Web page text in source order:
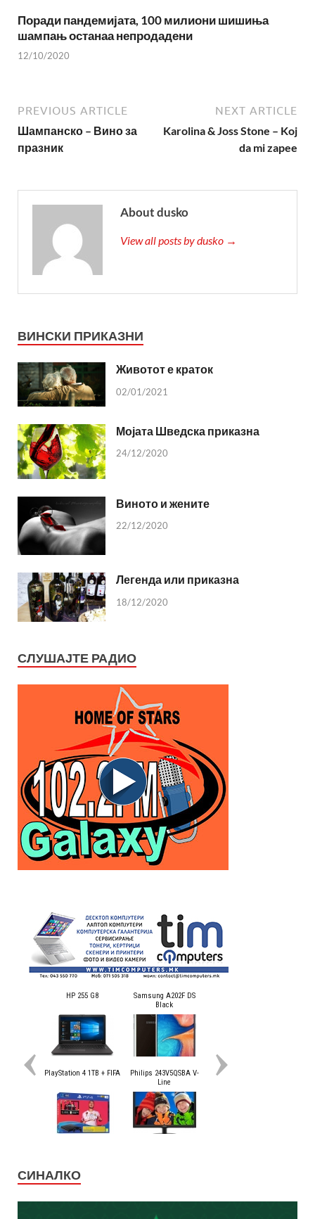
Поради пандемијата, 100 милиони шишиња
шампањ останаа непродадени
12/10/2020
PREVIOUS ARTICLE
Шампанско – Вино за
празник
NEXT ARTICLE
Karolina & Joss Stone – Koj
da mi zapee
About dusko
View all posts by dusko →
ВИНСКИ ПРИКАЗНИ
Животот е краток
02/01/2021
Мојата Шведска приказна
24/12/2020
Виното и жените
22/12/2020
Легенда или приказна
18/12/2020
СЛУШАЈТЕ РАДИО
СИНАЛКО